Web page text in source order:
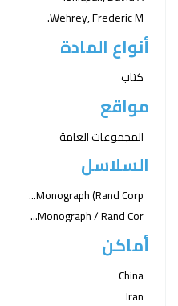
Wehrey, Frederic M.
أنواع المادة
كتاب
مواقع
المجموعات العامة
السلاسل
Monograph (Rand Corp...
Monograph / Rand Cor...
أماكن
China
Iran